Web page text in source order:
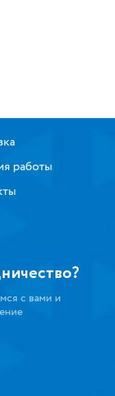
работы
с вами и